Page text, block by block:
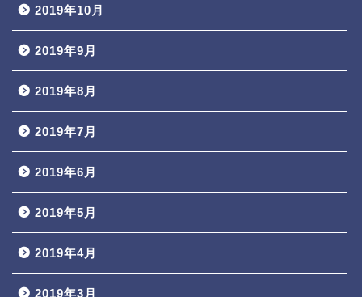
2019年10月
2019年9月
2019年8月
2019年7月
2019年6月
2019年5月
2019年4月
2019年3月